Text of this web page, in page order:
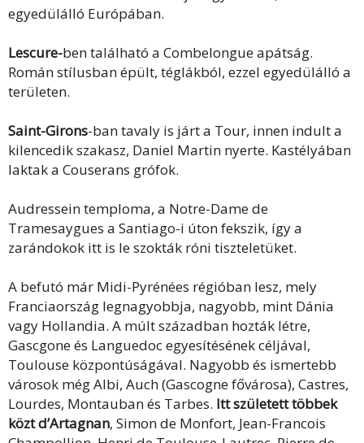
egyedülálló Európában.
Lescure-ben található a Combelongue apátság.
Román stílusban épült, téglákból, ezzel egyedülálló a
területen.
Saint-Girons-ban tavaly is járt a Tour, innen indult a
kilencedik szakasz, Daniel Martin nyerte. Kastélyában
laktak a Couserans grófok.
Audressein temploma, a Notre-Dame de
Tramesaygues a Santiago-i úton fekszik, így a
zarándokok itt is le szokták róni tiszteletüket.
A befutó már Midi-Pyrénées régióban lesz, mely
Franciaország legnagyobbja, nagyobb, mint Dánia
vagy Hollandia. A múlt században hozták létre,
Gascgone és Languedoc egyesítésének céljával,
Toulouse központúságával. Nagyobb és ismertebb
városok még Albi, Auch (Gascogne fővárosa), Castres,
Lourdes, Montauban és Tarbes. Itt született többek
közt d’Artagnan, Simon de Monfort, Jean-Francois